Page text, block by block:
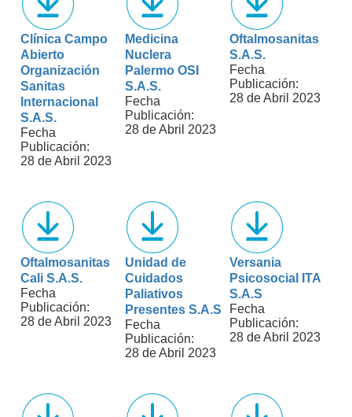
Clínica Campo
Abierto
Organización
Sanitas
Internacional
S.A.S.
Fecha
Publicación:
28 de Abril 2023
Medicina
Nuclera
Palermo OSI
S.A.S.
Fecha
Publicación:
28 de Abril 2023
Oftalmosanitas
S.A.S.
Fecha
Publicación:
28 de Abril 2023
Oftalmosanitas
Cali S.A.S.
Fecha
Publicación:
28 de Abril 2023
Unidad de
Cuidados
Paliativos
Presentes S.A.S
Fecha
Publicación:
28 de Abril 2023
Versania
Psicosocial ITA
S.A.S
Fecha
Publicación:
28 de Abril 2023